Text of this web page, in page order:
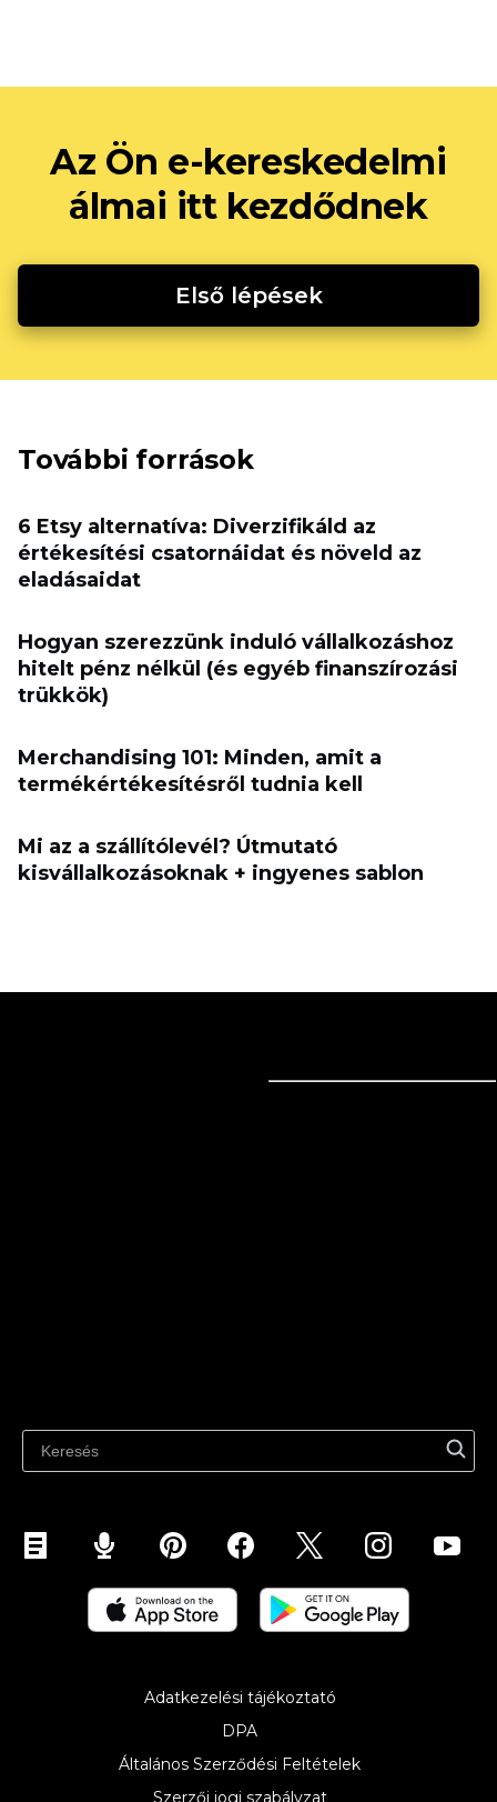
Az Ön e-kereskedelmi
álmai itt kezdődnek
Első lépések
További források
6 Etsy alternatíva: Diverzifikáld az
értékesítési csatornáidat és növeld az
eladásaidat
Hogyan szerezzünk induló vállalkozáshoz
hitelt pénz nélkül (és egyéb finanszírozási
trükkök)
Merchandising 101: Minden, amit a
termékértékesítésről tudnia kell
Mi az a szállítólevél? Útmutató
kisvállalkozásoknak + ingyenes sablon
Eladás a Snapchaten
Eladás a YouTube-on
Adatkezelési tájékoztató
DPA
Általános Szerződési Feltételek
Szerzői jogi szabályzat